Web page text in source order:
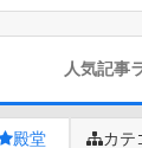
人気記事
殿堂 カテ